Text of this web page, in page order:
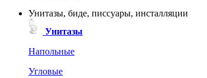
Унитазы, биде, писсуары, инсталляции
Унитазы
Напольные
Угловые